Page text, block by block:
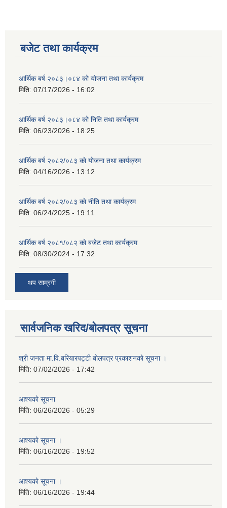
बजेट तथा कार्यक्रम
आर्थिक बर्ष २०८३।०८४ को योजना तथा कार्यक्रम
मिति: 07/17/2026 - 16:02
आर्थिक बर्ष २०८३।०८४ को निति तथा कार्यक्रम
मिति: 06/23/2026 - 18:25
आर्थिक बर्ष २०८२/०८३ काे याेजना तथा कार्यक्रम
मिति: 04/16/2026 - 13:12
आर्थिक बर्ष २०८२/०८३ काे नीति तथा कार्यक्रम
मिति: 06/24/2025 - 19:11
आर्थिक बर्ष २०८१/०८२ को बजेट तथा कार्यक्रम
मिति: 08/30/2024 - 17:32
थप साम्रगी
सार्वजनिक खरिद/बोलपत्र सूचना
श्री जनता मा.वि.बरियारपट्टी बाेलपत्र प्रकाशनकाे सूचना ।
मिति: 07/02/2026 - 17:42
आश्यकाे सूचना
मिति: 06/26/2026 - 05:29
आश्यकाे सूचना ।
मिति: 06/16/2026 - 19:52
आश्यकाे सूचना ।
मिति: 06/16/2026 - 19:44